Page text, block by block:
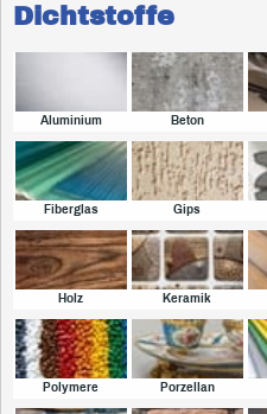
Dichtstoffe
Aluminium Beton
Fiberglas Gips
Holz Keramik
Polymere Porzellan